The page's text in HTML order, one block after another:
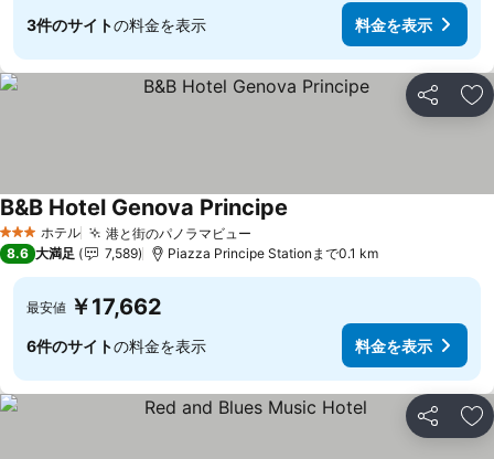
3件のサイトの料金を表示 料金を表示
シェア お
3 ホテルのランク
ホテル 港と街のパノラマビュー
B&B Hotel Genova Principe
8.6 大満足 7,589 Piazza Principe Stationまで0.1 km
最安値 ￥17,662
6件のサイトの料金を表示 料金を表示
シェア お